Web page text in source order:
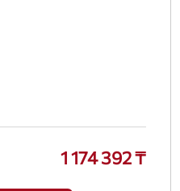
1 174 392 ₸